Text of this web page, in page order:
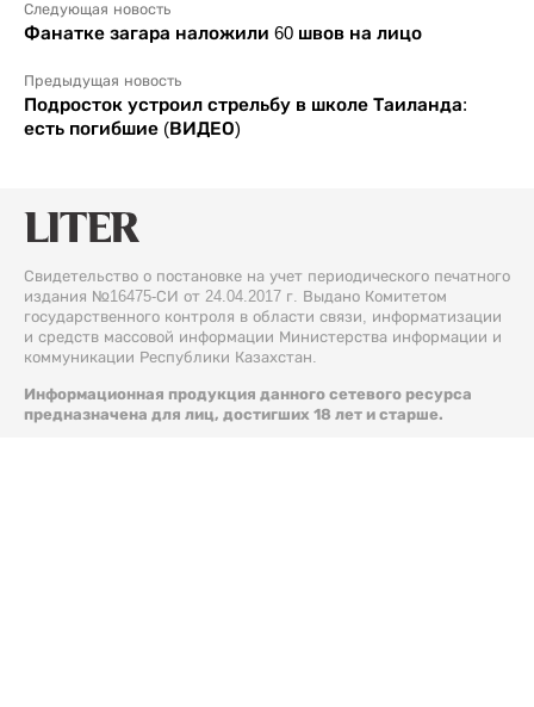
Следующая новость
Фанатке загара наложили 60 швов на лицо
Предыдущая новость
Подросток устроил стрельбу в школе Таиланда:
есть погибшие (ВИДЕО)
Свидетельство о постановке на учет периодического печатного
издания №16475-СИ от 24.04.2017 г. Выдано Комитетом
государственного контроля в области связи, информатизации
и средств массовой информации Министерства информации и
коммуникации Республики Казахстан.
Информационная продукция данного сетевого ресурса
предназначена для лиц, достигших 18 лет и старше.